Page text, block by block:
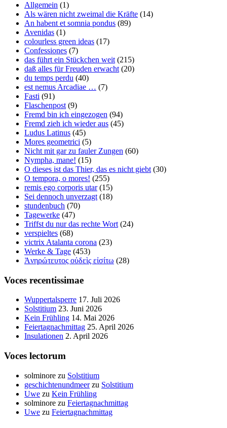
Allgemein (1)
Als wären nicht zweimal die Kräfte (14)
An habent et somnia pondus (89)
Avenidas (1)
colourless green ideas (17)
Confessiones (7)
das führt ein Stückchen weit (215)
daß alles für Freuden erwacht (20)
du temps perdu (40)
est nemus Arcadiae … (7)
Fasti (91)
Flaschenpost (9)
Fremd bin ich eingezogen (94)
Fremd zieh ich wieder aus (45)
Ludus Latinus (45)
Mores geometrici (5)
Nicht mit gar zu fauler Zungen (60)
Nympha, mane! (15)
O dieses ist das Thier, das es nicht giebt (30)
O tempora, o mores! (255)
remis ego corporis utar(15)
Sei dennoch unverzagt (18)
stundenbuch (70)
Tagewerke (47)
Triffst du nur das rechte Wort (24)
verspieltes (68)
victrix Atalanta corona (23)
Werke & Tage (453)
Ἀνηρώτευτος οὐδεὶς εἰσίτω (28)
Voces recentissimae
Wuppertalsperre 17. Juli 2026
Solstitium 23. Juni 2026
Kein Frühling 14. Mai 2026
Feiertagnachmittag 25. April 2026
Insulationen 2. April 2026
Voces lectorum
solminore zu Solstitium
geschichtenundmeerzu Solstitium
Uwe zu Kein Frühling
solminore zu Feiertagnachmittag
Uwe zu Feiertagnachmittag